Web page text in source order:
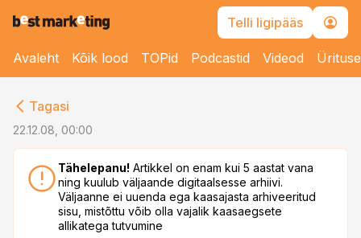
Telli ligipääs
Avaleht Kõik lood TOPid Podcastid Videod
Tagasi
22.12.08, 00:00
Tähelepanu! Artikkel on enam kui 5 aastat vana
ning kuulub väljaande digitaalsesse arhiivi.
Väljaanne ei uuenda ega kaasajasta arhiveeritud
sisu, mistõttu võib olla vajalik kaasaegsete
allikatega tutvumine